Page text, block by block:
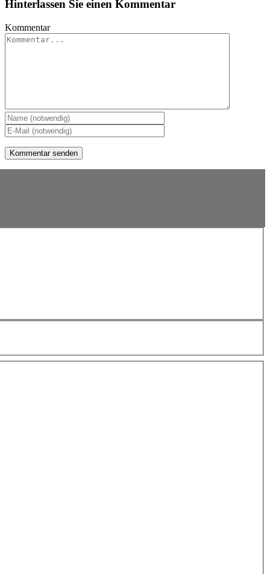
Hinterlassen Sie einen Kommentar
Kommentar